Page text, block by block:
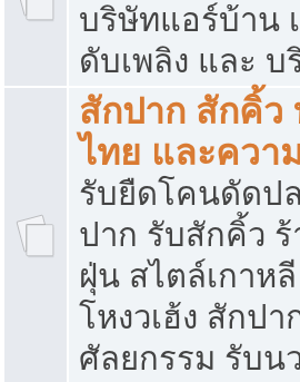
บริษัทแอร์บ้าน
ดับเพลิง และ
สักปาก สักคิ้
ไทย และควา
รับยืดโคนดัดป
ปาก รับสักคิ้ว
ฝุ่น สไตล์เกาห
โหงวเฮ้ง สักป
ศัลยกรรม รับน